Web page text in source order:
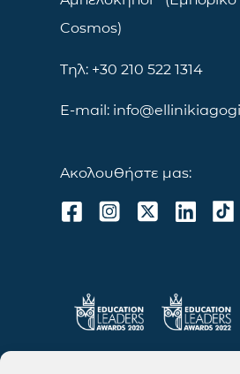
Cosmos)
Τηλ: +30 210 522 1314
E-mail:
Ακολουθήστε μας: